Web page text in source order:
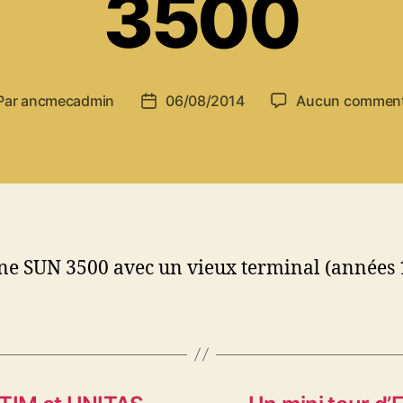
3500
ancmecadmin
Date06/08/2014 Aucun
SUN 3500 avec un vieux terminal (années